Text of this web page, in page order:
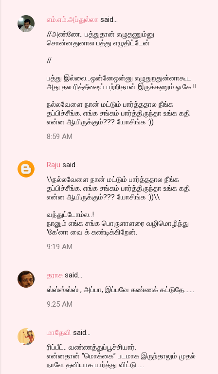
எம்.எம்.அப்துல்லா said…
//அண்ணே.. பத்துதான் எழுதணும்னு
சொன்னதுனால பத்து எழுதிட்டேன்
//
பத்து இல்லை...ஒன்னேஒன்னு எழுதுறதுன்னாகூட
அது தல ரித்தீஷைப் பற்றிதான் இருக்கணும்.ஓ.கே.!!
நல்லவேளை நான் மட்டும் பார்த்ததால நீங்க
தப்பிச்சீங்க. எங்க சங்கம் பார்த்திருந்தா உங்க கதி
என்ன ஆயிருக்கும்??? யோசிங்க :))
8:59 AM
Raju said…
\\நல்லவேளை நான் மட்டும் பார்த்ததால நீங்க
தப்பிச்சீங்க. எங்க சங்கம் பார்த்திருந்தா உங்க கதி
என்ன ஆயிருக்கும்??? யோசிங்க :))\\
வந்துட்டோம்ல..!
நானும் எங்க சங்க பொருளாளரை வழிமொழிந்து
'கே'னா வை க் கண்டிக்கிறேன்.
9:19 AM
தராசு said…
ஸ்ஸ்ஸ்ஸ்ஸ் , அப்பா, இப்பவே கண்ணக் கட்டுதே.......
9:25 AM
மாதேவி said…
ரிப்பீட்.. வண்ணத்துப்பூச்சியார்.
என்னதான் “மொக்கை” படமாக இருந்தாலும் முதல்
நாளே தனியாக பார்த்து விட்டு ....